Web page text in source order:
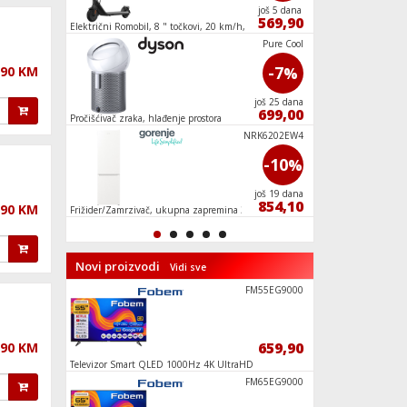
KM
KM
KM
još 3 dana
-2%
još 3 dana
549,90
A+
RCSA 330 K
563,05
Električni Romobil, 8 " točkovi, 20 km/h,
Domet do 25 km
još 5 dana
569,90
Pročišćivač zraka, hlađenje prostora
Pure Cool
-7%
još 25 dana
699,00
Frižider/Zamrzivač, ukupna zapremina 331 l,
NRK6202EW4
-10%
još 19 dana
854,10
Novi proizvodi Vidi sve
19,90
FWQ 4 L
Televizor Smart QLED 1000Hz 4K UltraHD
FM55EG9000
659,90
FM65EG9000